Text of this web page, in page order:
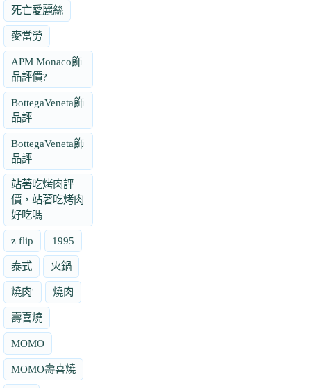
死亡愛麗絲
麥當勞
APM Monaco飾
品評價?
BottegaVeneta飾
品評
BottegaVeneta飾
品評
站著吃烤肉評
價，站著吃烤肉
好吃嗎
z flip 1995
泰式 火鍋
燒肉' 燒肉
壽喜燒
MOMO
MOMO壽喜燒